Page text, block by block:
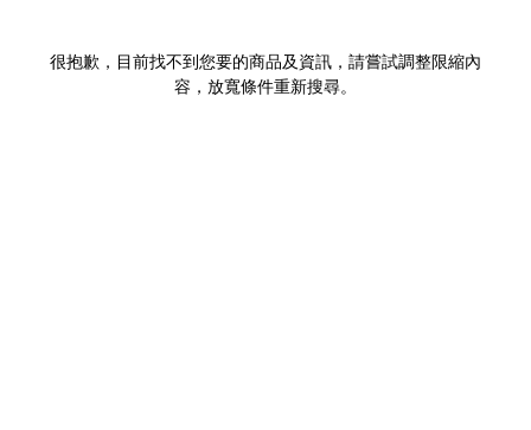
很抱歉，目前找不到您要的商品及資訊，請嘗試調整限縮內
容，放寬條件重新搜尋。